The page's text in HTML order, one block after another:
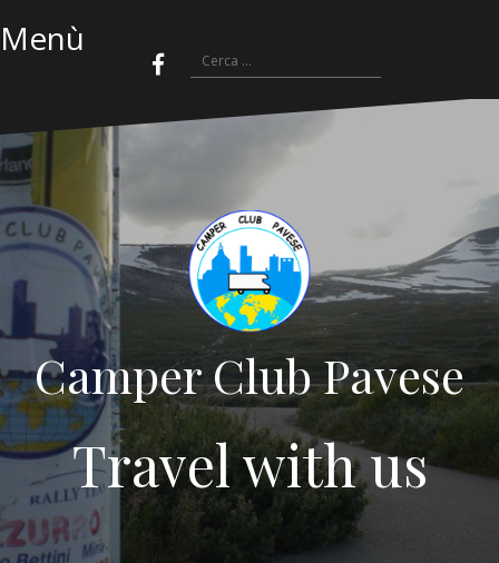
Menù
Camper Club Pavese
Travel with us